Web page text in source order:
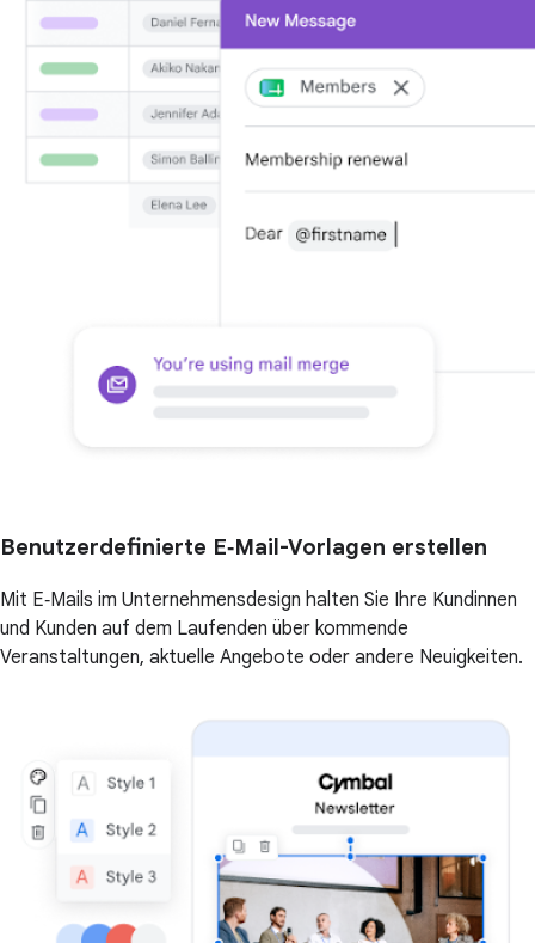
Benutzerdefinierte E‑Mail-Vorlagen erstellen
Mit E‑Mails im Unternehmensdesign halten Sie Ihre Kundinnen
und Kunden auf dem Laufenden über kommende
Veranstaltungen, aktuelle Angebote oder andere Neuigkeiten.